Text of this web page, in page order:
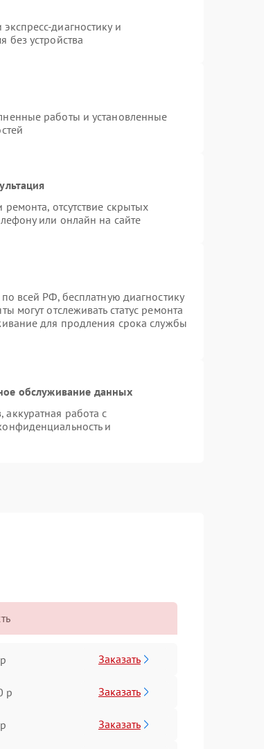
диагностику и
без устройства
работы и установленные
отсутствие скрытых
или онлайн на сайте
всей РФ, бесплатную диагностику
могут отслеживать статус ремонта
для продления срока службы
обслуживание данных
работа с
и
Заказать
р Заказать
Заказать